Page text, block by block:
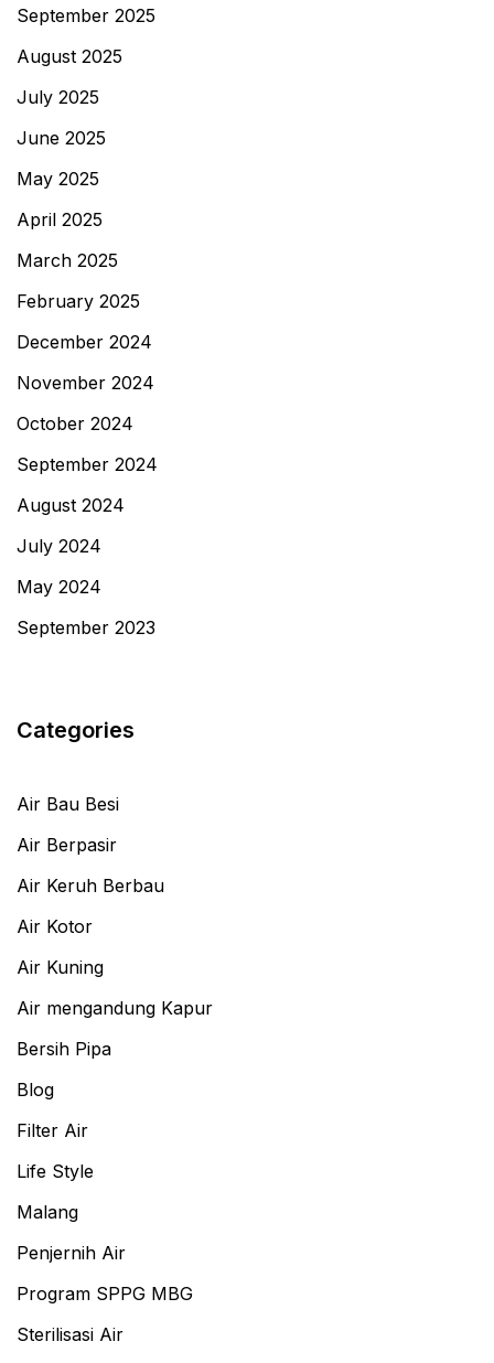
September 2025
August 2025
July 2025
June 2025
May 2025
April 2025
March 2025
February 2025
December 2024
November 2024
October 2024
September 2024
August 2024
July 2024
May 2024
September 2023
Categories
Air Bau Besi
Air Berpasir
Air Keruh Berbau
Air Kotor
Air Kuning
Air mengandung Kapur
Bersih Pipa
Blog
Filter Air
Life Style
Malang
Penjernih Air
Program SPPG MBG
Sterilisasi Air